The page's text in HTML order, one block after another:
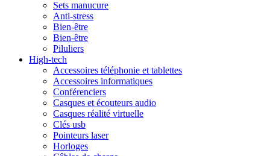
Sets manucure
Anti-stress
Bien-être
Bien-être
Piluliers
High-tech
Accessoires téléphonie et tablettes
Accessoires informatiques
Conférenciers
Casques et écouteurs audio
Casques réalité virtuelle
Clés usb
Pointeurs laser
Horloges